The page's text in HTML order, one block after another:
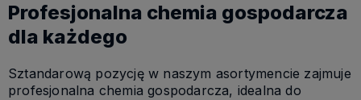
Profesjonalna chemia gospodarcza
dla każdego
Sztandarową pozycję w naszym asortymencie zajmuje
profesjonalna chemia gospodarcza, idealna do